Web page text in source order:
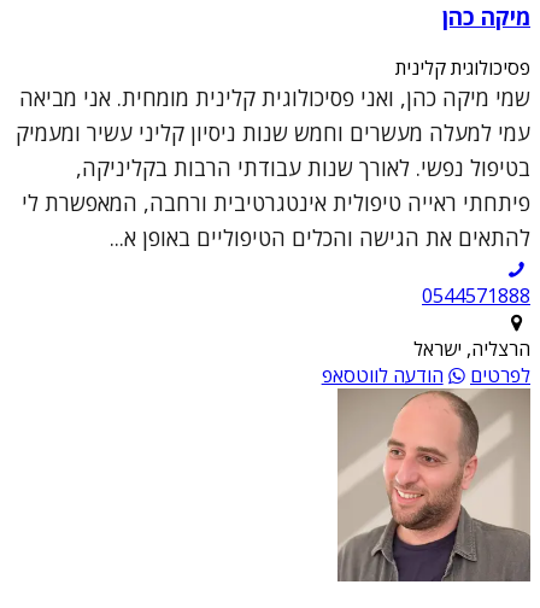
מיקה כהן
פסיכולוגית קלינית
שמי מיקה כהן, ואני פסיכולוגית קלינית מומחית. אני מביאה
עמי למעלה מעשרים וחמש שנות ניסיון קליני עשיר ומעמיק
בטיפול נפשי. לאורך שנות עבודתי הרבות בקליניקה,
פיתחתי ראייה טיפולית אינטגרטיבית ורחבה, המאפשרת לי
להתאים את הגישה והכלים הטיפוליים באופן א...
0544571888
הרצליה, ישראל
לפרטים
הודעה לווטסאפ